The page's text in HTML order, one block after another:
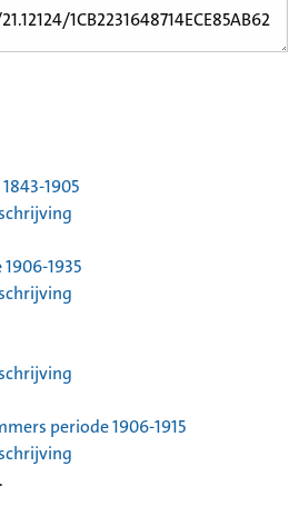
1905
1935
periode 1906-1915